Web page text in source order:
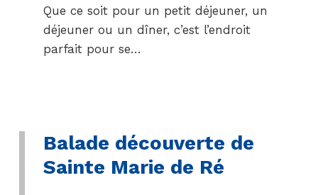
Que ce soit pour un petit déjeuner, un
déjeuner ou un dîner, c’est l’endroit
parfait pour se…
Balade découverte de
Sainte Marie de Ré